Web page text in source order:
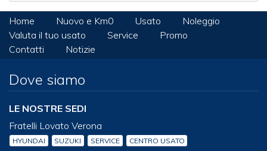
Home Nuovo e Km0 Usato
Noleggio
Valuta il tuo usato
Service
Promo
Contatti
Notizie
Dove siamo
LE NOSTRE SEDI
Fratelli Lovato Verona
HYUNDAI SUZUKI SERVICE CENTRO USATO